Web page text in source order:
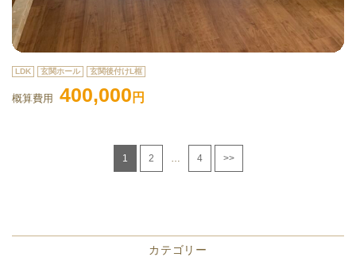
LDK 玄関ホール 玄関後付けL框
概算費用 400,000 円
1 2 4 >>
カテゴリー